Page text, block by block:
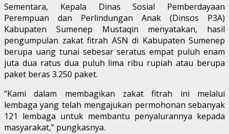
Sementara, Kepala Dinas Sosial Pemberdayaan
Perempuan dan Perlindungan Anak (Dinsos P3A)
Kabupaten Sumenep Mustaqin menyatakan, hasil
pengumpulan zakat fitrah ASN di Kabupaten Sumenep
berupa uang tunai sebesar seratus empat puluh enam
juta dua ratus dua puluh lima ribu rupiah atau berupa
paket beras 3.250 paket.
“Kami dalam membagikan zakat fitrah ini melalui
lembaga yang telah mengajukan permohonan sebanyak
121 lembaga untuk membantu penyalurannya kepada
masyarakat,” pungkasnya.